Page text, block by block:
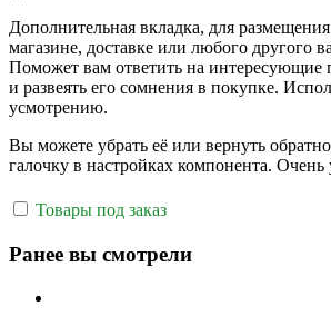
Дополнительная вкладка, для
магазине, доставке или любого другого
Поможет вам ответить на интересующие
и развеять его сомнения в покупке.
усмотрению.
Вы можете убрать её или вернуть
галочку в настройках компонента. Очень
Товары под заказ
Ранее вы смотрели